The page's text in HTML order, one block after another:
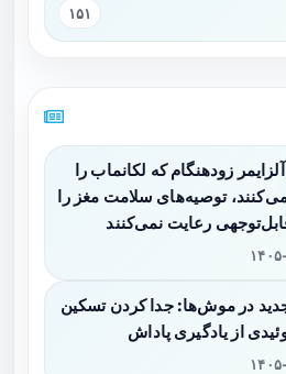
۱۵۱
زودهنگام که لکانماب را
توصیه‌های سلامت مغز را
رعایت نمی‌کنند
۱۸
در موش‌ها: جدا کردن تسکین
از یادگیری پاداش
۱۸